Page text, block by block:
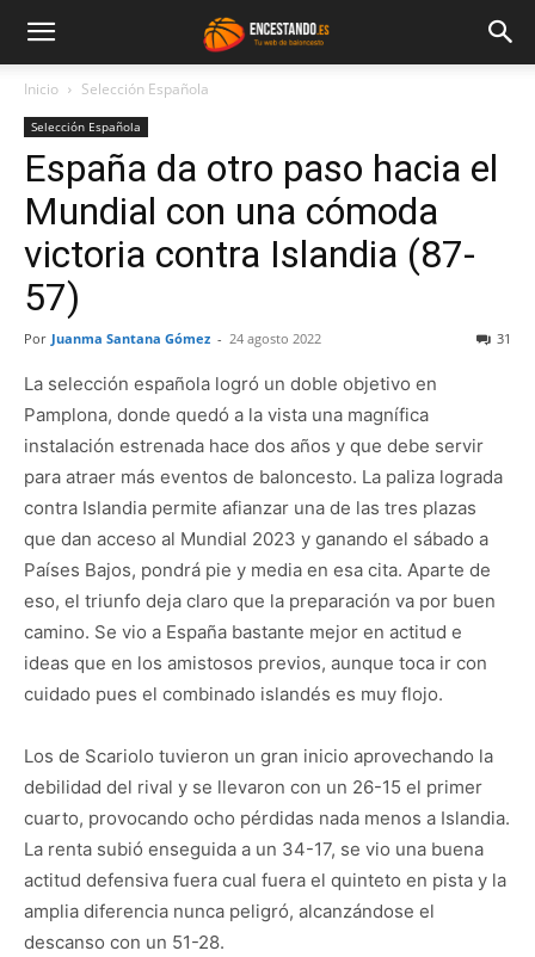
Inicio Selección Española
Selección Española
España da otro paso hacia el
Mundial con una cómoda
victoria contra Islandia (87-
57)
Por Juanma Santana Gómez - 24 agosto 2022 31
La selección española logró un doble objetivo en
Pamplona, donde quedó a la vista una magnífica
instalación estrenada hace dos años y que debe servir
para atraer más eventos de baloncesto. La paliza lograda
contra Islandia permite afianzar una de las tres plazas
que dan acceso al Mundial 2023 y ganando el sábado a
Países Bajos, pondrá pie y media en esa cita. Aparte de
eso, el triunfo deja claro que la preparación va por buen
camino. Se vio a España bastante mejor en actitud e
ideas que en los amistosos previos, aunque toca ir con
cuidado pues el combinado islandés es muy flojo.
Los de Scariolo tuvieron un gran inicio aprovechando la
debilidad del rival y se llevaron con un 26-15 el primer
cuarto, provocando ocho pérdidas nada menos a Islandia.
La renta subió enseguida a un 34-17, se vio una buena
actitud defensiva fuera cual fuera el quinteto en pista y la
amplia diferencia nunca peligró, alcanzándose el
descanso con un 51-28.